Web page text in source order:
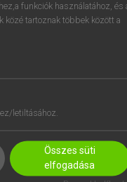
funkciók használatához, és
tartoznak többek között a
letiltásához.
Összes süti
elfogadása